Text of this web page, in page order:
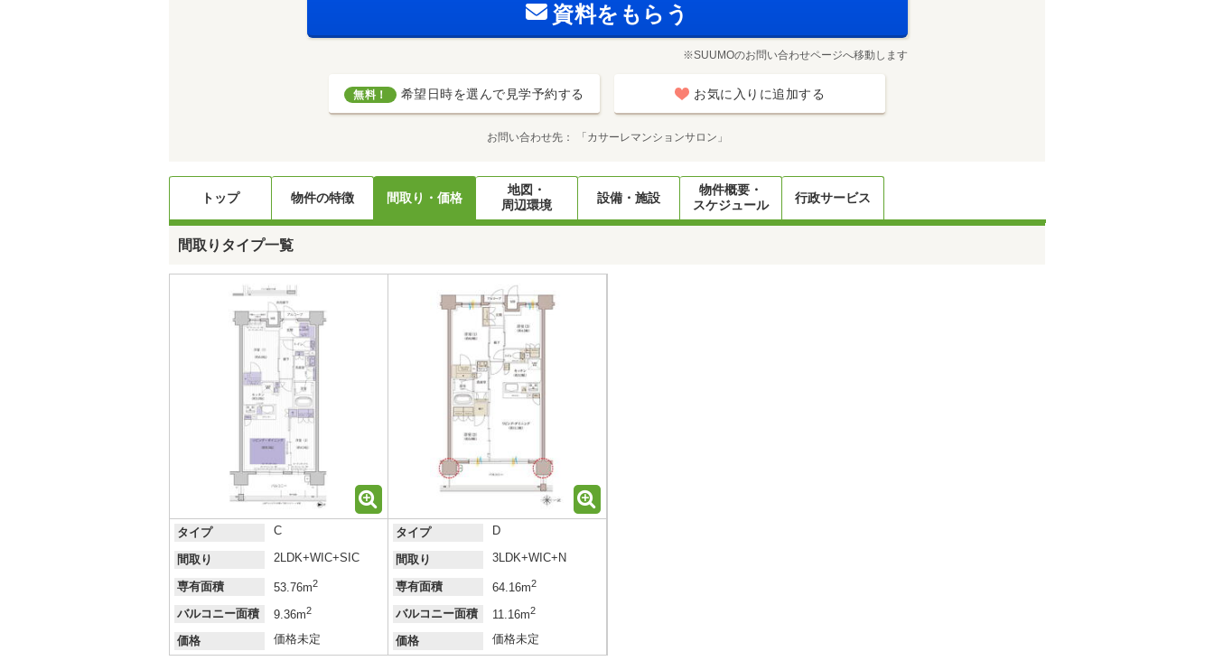
資料をもらう
※SUUMOのお問い合わせページへ移動します
無料！ 希望日時を選んで見学予約する お気に入りに追加する
お問い合わせ先 「カサーレマンションサロン」
トップ 物件の特徴 間取り・価格
地図・
周辺環境
設備・施設
物件概要・
スケジュール
行政サービス
間取りタイプ一覧
タイプ C
間取り 2LDK+WIC+SIC
専有面積 53.76m2
バルコニー面積 9.36m2
価格 価格未定
タイプ D
間取り 3LDK+WIC+N
専有面積 64.16m2
バルコニー面積 11.16m2
価格 価格未定